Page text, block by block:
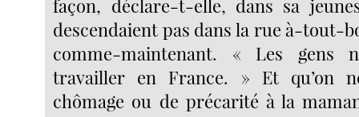
façon, déclare-t-elle, dans sa
descendaient pas dans la rue à-tout-
comme-maintenant. « Les gens
travailler en France. » Et qu’on
chômage ou de précarité à la